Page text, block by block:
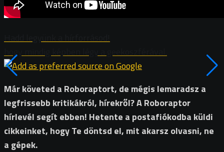
hogy mindig képben légy a geekoszférával.
Már követed a Roboraptort, de mégis lemaradsz a
legfrissebb kritikákról, hírekről? A Roboraptor
hírlevél segít ebben! Hetente a postafiókodba küldi
cikkeinket, hogy Te döntsd el, mit akarsz olvasni, ne
a gépek.